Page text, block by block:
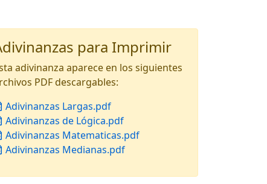
para Imprimir
adivinanza aparece en los siguientes
PDF descargables:
Adivinanzas Largas.pdf
Adivinanzas de Lógica.pdf
Adivinanzas Matematicas.pdf
Adivinanzas Medianas.pdf